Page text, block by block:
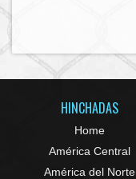
HINCHADAS
Home
América Central
América del Norte